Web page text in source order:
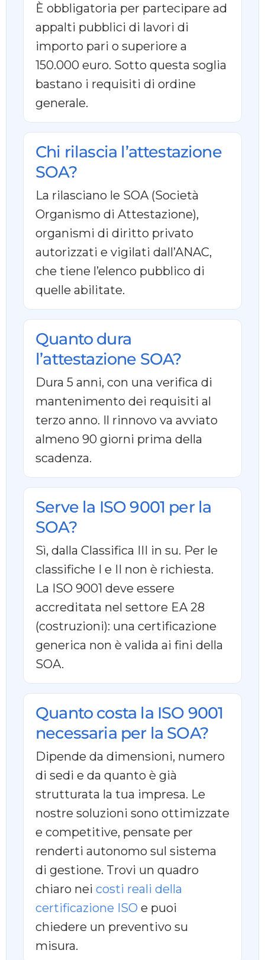
È obbligatoria per partecipare ad
appalti pubblici di lavori di
importo pari o superiore a
150.000 euro. Sotto questa soglia
bastano i requisiti di ordine
generale.
Chi rilascia l’attestazione
SOA?
La rilasciano le SOA (Società
Organismo di Attestazione),
organismi di diritto privato
autorizzati e vigilati dall’ANAC,
che tiene l’elenco pubblico di
quelle abilitate.
Quanto dura
l’attestazione SOA?
Dura 5 anni, con una verifica di
mantenimento dei requisiti al
terzo anno. Il rinnovo va avviato
almeno 90 giorni prima della
scadenza.
Serve la ISO 9001 per la
SOA?
Sì, dalla Classifica III in su. Per le
classifiche I e II non è richiesta.
La ISO 9001 deve essere
accreditata nel settore EA 28
(costruzioni): una certificazione
generica non è valida ai fini della
SOA.
Quanto costa la ISO 9001
necessaria per la SOA?
Dipende da dimensioni, numero
di sedi e da quanto è già
strutturata la tua impresa. Le
nostre soluzioni sono ottimizzate
e competitive, pensate per
renderti autonomo sul sistema
di gestione. Trovi un quadro
chiaro nei costi reali della
certificazione ISO e puoi
chiedere un preventivo su
misura.